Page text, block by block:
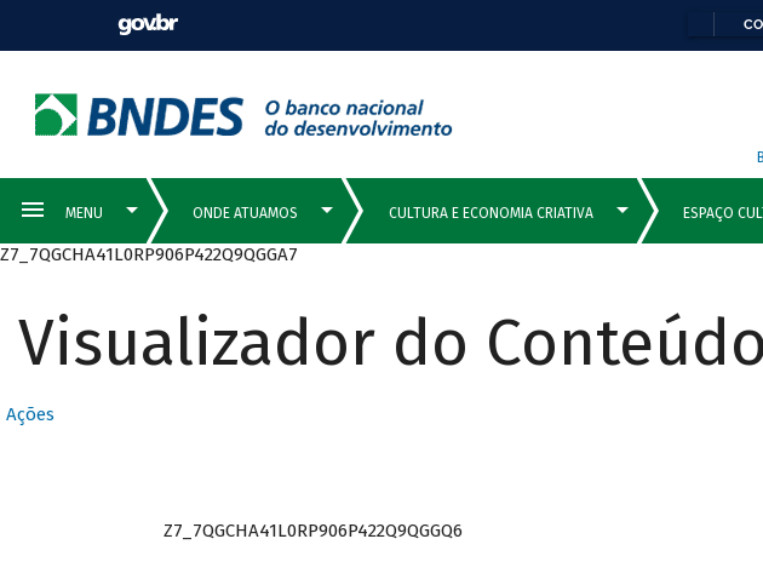
Z7_7QGCHA41L0RP906P422Q9QGGA7
Visualizador do
Ações
Z7_7QGCHA41L0RP906P422Q9QGGQ6